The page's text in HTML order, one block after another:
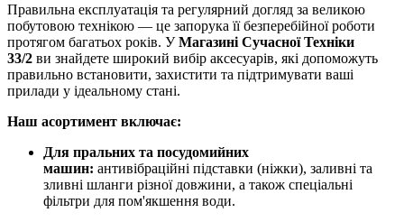
Правильна експлуатація та регулярний догляд за великою
побутовою технікою — це запорука її безперебійної роботи
протягом багатьох років. УМагазині Сучасної Техніки
33/2 ви знайдете широкий вибір аксесуарів, які допоможуть
правильно встановити, захистити та підтримувати ваші
прилади у ідеальному стані.
Наш асортимент включає:
Для пральних та посудомийних
машин: антивібраційні підставки (ніжки), заливні та
зливні шланги різної довжини, а також спеціальні
фільтри для пом'якшення води.